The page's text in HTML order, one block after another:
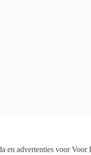
en advertenties voor